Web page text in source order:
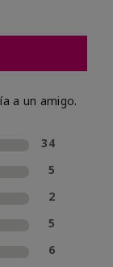
a un amigo.
34
5
2
5
6